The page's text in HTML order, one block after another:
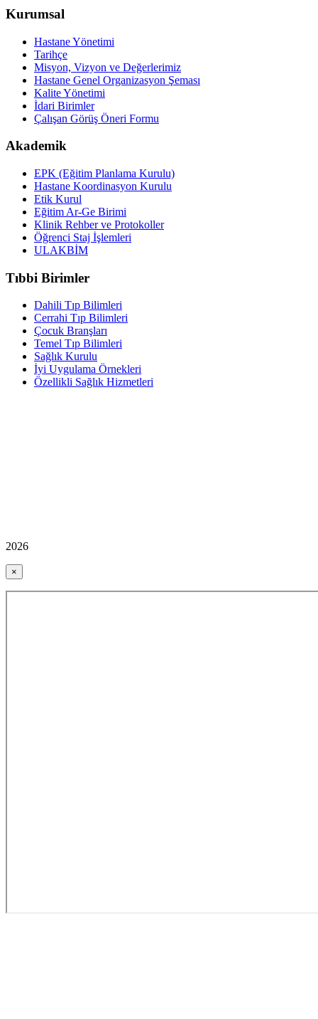
Kurumsal
Hastane Yönetimi
Tarihçe
Misyon, Vizyon ve Değerlerimiz
Hastane Genel Organizasyon Şeması
Kalite Yönetimi
İdari Birimler
Çalışan Görüş Öneri Formu
Akademik
EPK (Eğitim Planlama Kurulu)
Hastane Koordinasyon Kurulu
Etik Kurul
Eğitim Ar-Ge Birimi
Klinik Rehber ve Protokoller
Öğrenci Staj İşlemleri
ULAKBİM
Tıbbi Birimler
Dahili Tıp Bilimleri
Cerrahi Tıp Bilimleri
Çocuk Branşları
Temel Tıp Bilimleri
Sağlık Kurulu
İyi Uygulama Örnekleri
Özellikli Sağlık Hizmetleri
2026
×